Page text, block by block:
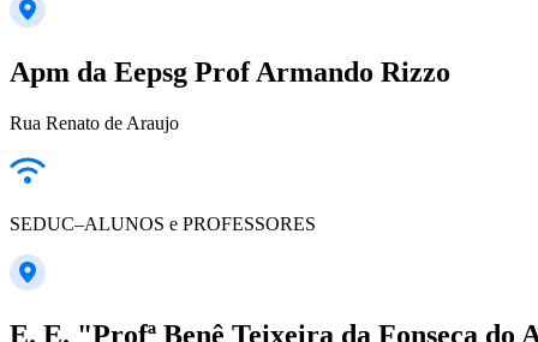
Apm da Eepsg Prof Armando Rizzo
Rua Renato de Araujo
SEDUC–ALUNOS e PROFESSORES
E. E. "Profª Benê Teixeira da Fonseca do